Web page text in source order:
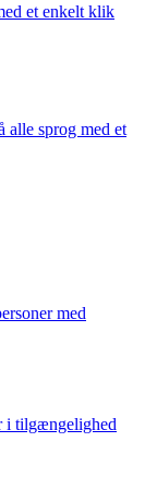
et enkelt klik
alle sprog med et
med
i tilgængelighed